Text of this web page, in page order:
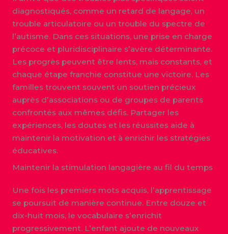
diagnostiqués, comme un retard de langage, un
trouble articulatoire ou un trouble du spectre de
l’autisme. Dans ces situations, une prise en charge
précoce et pluridisciplinaire s’avère déterminante.
Les progrès peuvent être lents, mais constants, et
chaque étape franchie constitue une victoire. Les
familles trouvent souvent un soutien précieux
auprès d’associations ou de groupes de parents
confrontés aux mêmes défis. Partager les
expériences, les doutes et les réussites aide à
maintenir la motivation et à enrichir les stratégies
éducatives.
Maintenir la stimulation langagière au fil du temps
Une fois les premiers mots acquis, l’apprentissage
se poursuit de manière continue. Entre douze et
dix-huit mois, le vocabulaire s’enrichit
progressivement. L’enfant ajoute de nouveaux